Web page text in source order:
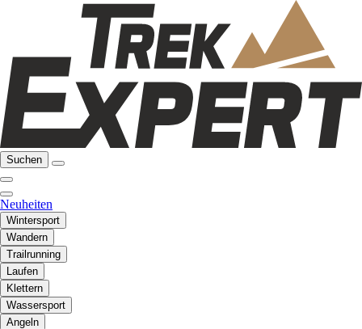
Suchen
Neuheiten
Wintersport
Wandern
Trailrunning
Laufen
Klettern
Wassersport
Angeln